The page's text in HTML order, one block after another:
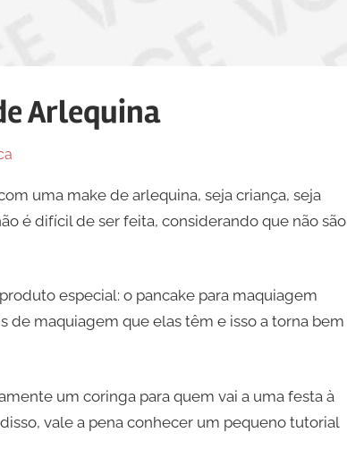
Arlequina
uma make de arlequina, seja criança, seja
é difícil de ser feita, considerando que não são
especial: o pancake para maquiagem
de maquiagem que elas têm e isso a torna bem
um coringa para quem vai a uma festa à
vale a pena conhecer um pequeno tutorial